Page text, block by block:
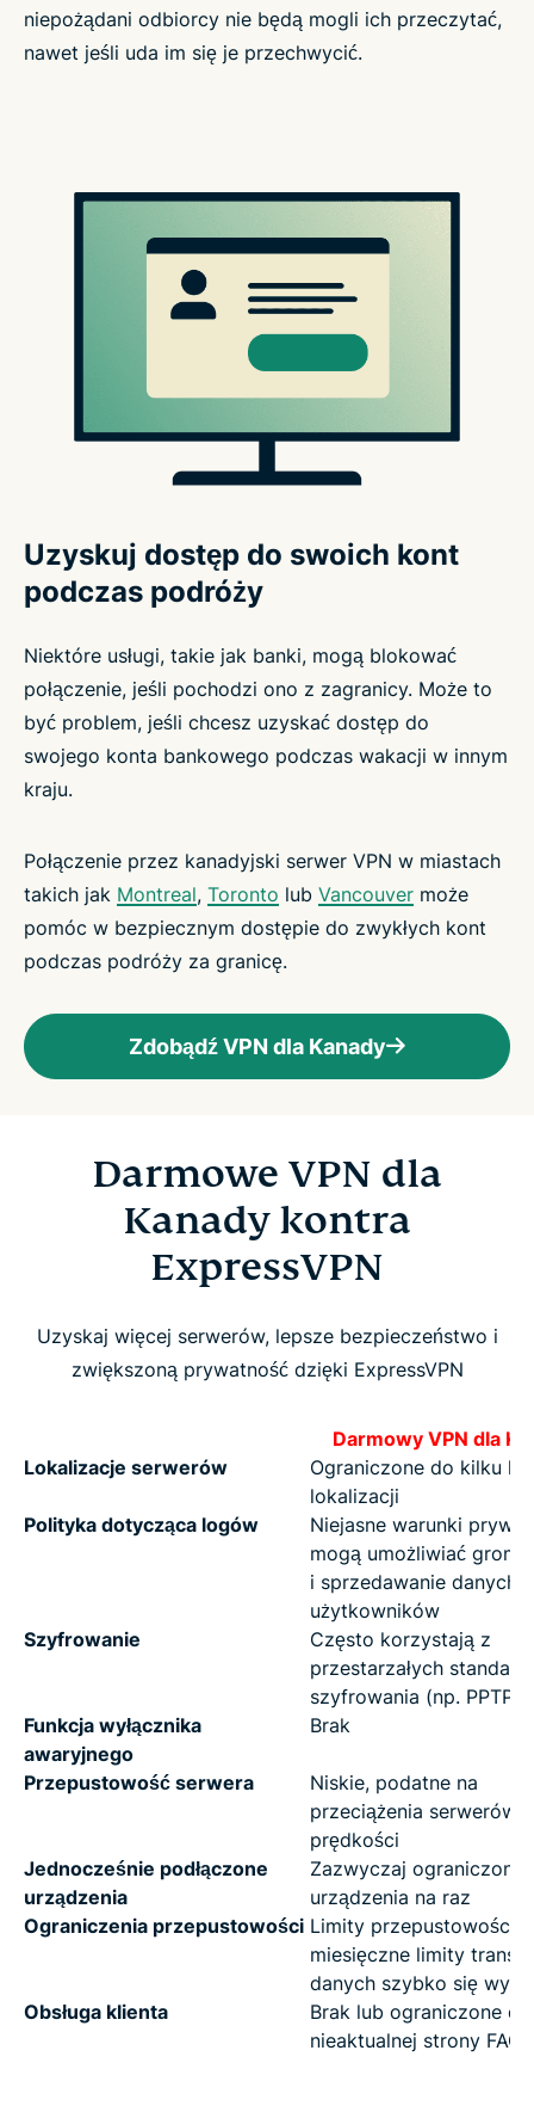
niepożądani odbiorcy nie będą mogli ich przeczytać,
nawet jeśli uda im się je przechwycić.
Uzyskuj dostęp do swoich kont
podczas podróży
Niektóre usługi, takie jak banki, mogą blokować
połączenie, jeśli pochodzi ono z zagranicy. Może to
być problem, jeśli chcesz uzyskać dostęp do
swojego konta bankowego podczas wakacji w innym
kraju.
Połączenie przez kanadyjski serwer VPN w miastach
takich jak Montreal, Toronto lub Vancouver może
pomóc w bezpiecznym dostępie do zwykłych kont
podczas podróży za granicę.
Zdobądź VPN dla Kanady
Darmowe VPN dla
Kanady kontra
ExpressVPN
Uzyskaj więcej serwerów, lepsze bezpieczeństwo i
zwiększoną prywatność dzięki ExpressVPN
Darmowy VPN dla
Lokalizacje serwerów
Ograniczone do kilku
lokalizacji
Polityka dotycząca logów
Niejasne warunki
mogą umożliwiać
i sprzedawanie danych
użytkowników
Szyfrowanie
Często korzystają z
przestarzałych
szyfrowania (np. PPTP)
Funkcja wyłącznika
awaryjnego
Brak
Przepustowość serwera
Niskie, podatne na
przeciążenia serwerów i
prędkości
Jednocześnie podłączone
urządzenia
Zazwyczaj ograniczone
urządzenia na raz
Ograniczenia przepustowości Limity przepustowości i
miesięczne limity
danych szybko się
Obsługa klienta
Brak lub ograniczone do
nieaktualnej strony FAQ